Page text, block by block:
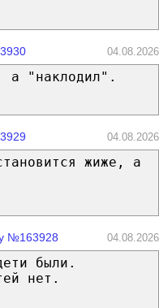
04.08.2026
а "наклодил".
04.08.2026
жиже, а
№163928 04.08.2026
были.
нет.